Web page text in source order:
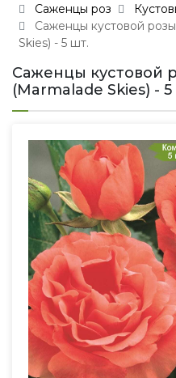
Саженцы роз
Саженцы кустовой
Skies) - 5 шт.
Саженцы кустовой
(Marmalade Skies) -